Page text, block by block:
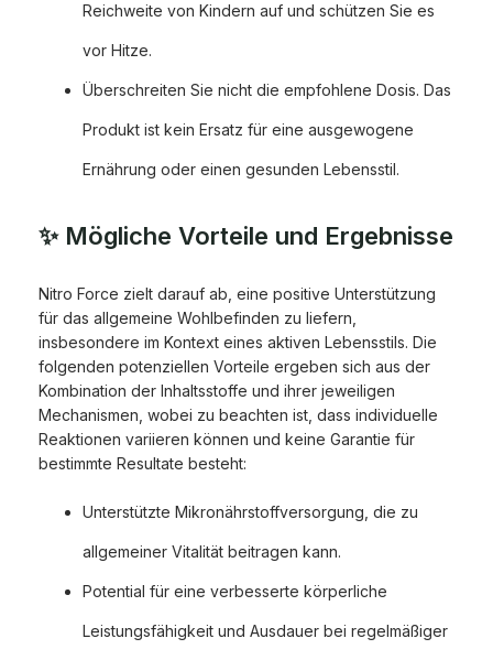
Reichweite von Kindern auf und schützen Sie es
vor Hitze.
Überschreiten Sie nicht die empfohlene Dosis. Das
Produkt ist kein Ersatz für eine ausgewogene
Ernährung oder einen gesunden Lebensstil.
✨ Mögliche Vorteile und Ergebnisse
Nitro Force zielt darauf ab, eine positive Unterstützung
für das allgemeine Wohlbefinden zu liefern,
insbesondere im Kontext eines aktiven Lebensstils. Die
folgenden potenziellen Vorteile ergeben sich aus der
Kombination der Inhaltsstoffe und ihrer jeweiligen
Mechanismen, wobei zu beachten ist, dass individuelle
Reaktionen variieren können und keine Garantie für
bestimmte Resultate besteht:
Unterstützte Mikronährstoffversorgung, die zu
allgemeiner Vitalität beitragen kann.
Potential für eine verbesserte körperliche
Leistungsfähigkeit und Ausdauer bei regelmäßiger